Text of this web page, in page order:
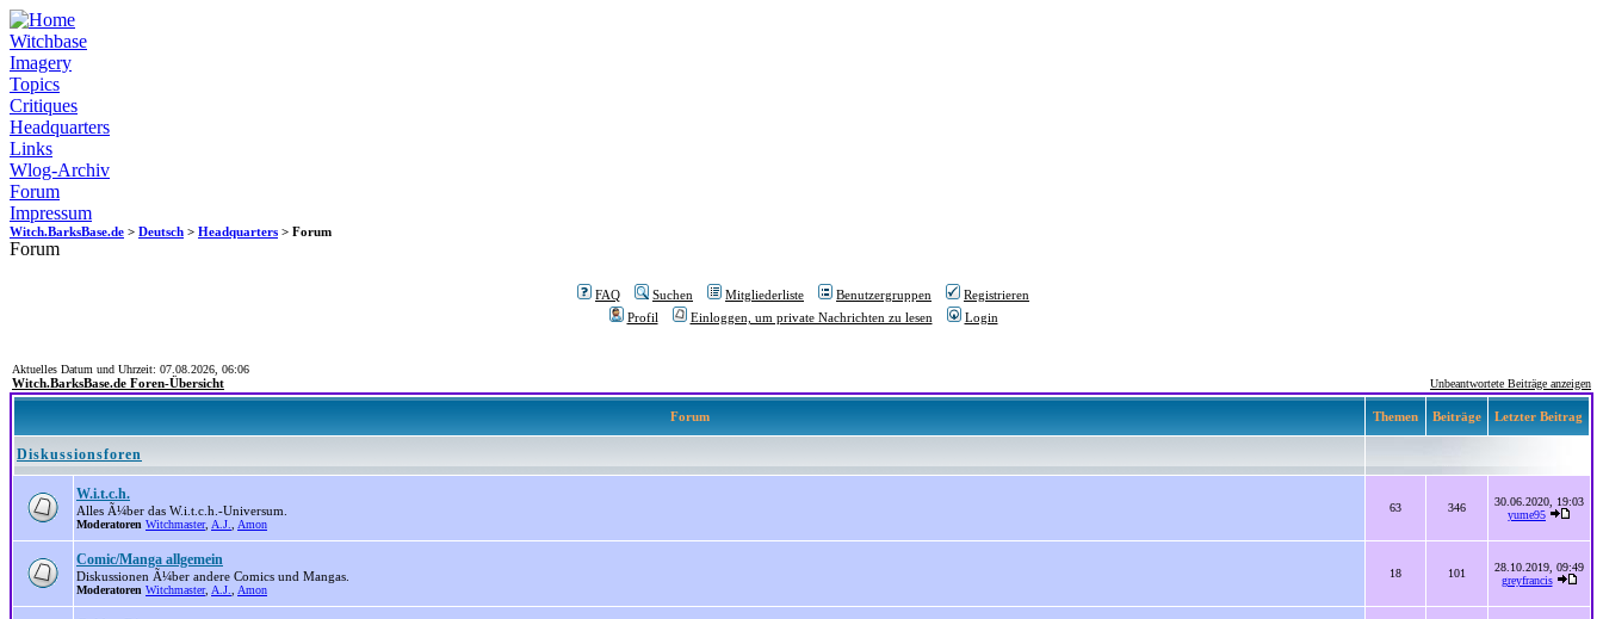
Witchbase
Imagery
Topics
Critiques
Headquarters
Links
Wlog-Archiv
Forum
Impressum
Witch.BarksBase.de > Deutsch > Headquarters > Forum
Forum
FAQ Suchen Mitgliederliste Benutzergruppen
Registrieren
Profil
Einloggen, um private Nachrichten zu lesen Login
Aktuelles Datum und Uhrzeit: 07.08.2026, 06:06
Witch.BarksBase.de Foren-Übersicht Unbeantwortete Beiträge anzeigen
Forum Themen Beiträge Letzter Beitrag
Diskussionsforen
W.i.t.c.h.
Alles Ã¼ber das W.i.t.c.h.-Universum.
Moderatoren Witchmaster, A.J. Amon
63 346
30.06.2020, 19:03
yume95
Comic/Manga allgemein
Diskussionen Ã¼ber andere Comics und Mangas.
Moderatoren Witchmaster, A.J. Amon
18 101
28.10.2019, 09:49
greyfrancis